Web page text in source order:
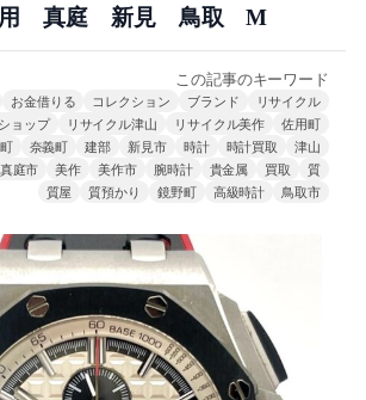
真庭 新見 鳥取 M
この記事のキーワード
お金借りる コレクション ブランド
リサイクル
ョップ
リサイクル津山 リサイクル美作
佐用町
奈義町 建部 新見市 時計 時計買取
津山
真庭市 美作 美作市 腕時計 貴金属 買取
質
質屋
質預かり 鏡野町 高級時計 鳥取市